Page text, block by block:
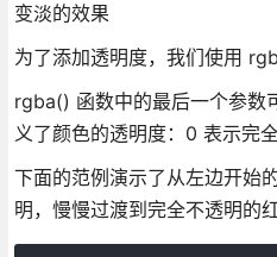
变淡的效果
为了添加透明度，我们使用
rgba() 函数中的最后一个参数
义了颜色的透明度：0 表示完
下面的范例演示了从左边开始
明，慢慢过渡到完全不透明的